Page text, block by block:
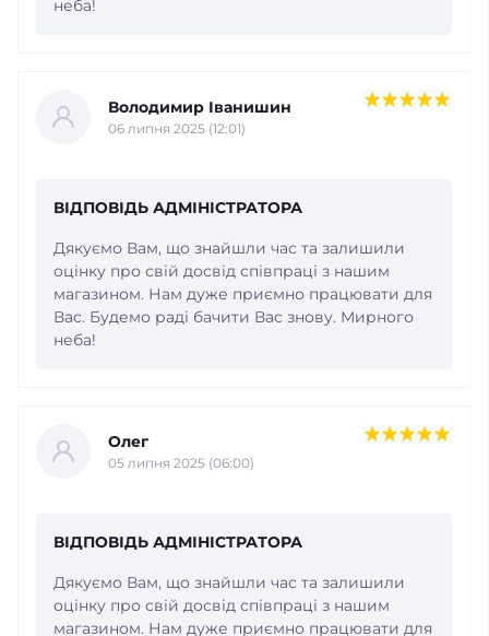
неба!
Володимир Іванишин
06 липня 2025 (12:01)
ВІДПОВІДЬ АДМІНІСТРАТОРА
Дякуємо Вам, що знайшли час та залишили
оцінку про свій досвід співпраці з нашим
магазином. Нам дуже приємно працювати для
Вас. Будемо раді бачити Вас знову. Мирного
неба!
Олег
05 липня 2025 (06:00)
ВІДПОВІДЬ АДМІНІСТРАТОРА
Дякуємо Вам, що знайшли час та залишили
оцінку про свій досвід співпраці з нашим
магазином. Нам дуже приємно працювати для